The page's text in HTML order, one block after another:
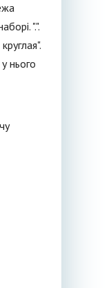
".".
нього